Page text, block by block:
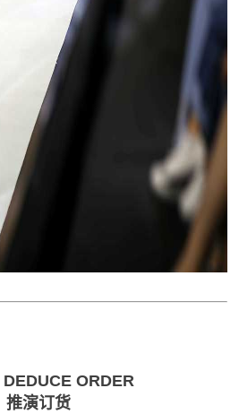
DEDUCE ORDER
推演订货